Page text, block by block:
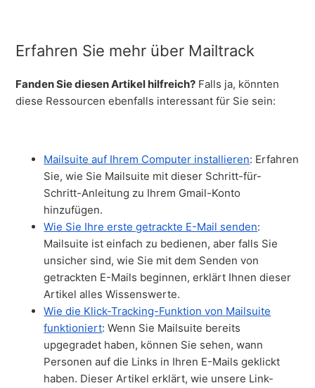
Erfahren Sie mehr über Mailtrack
Fanden Sie diesen Artikel hilfreich? Falls ja, könnten
diese Ressourcen ebenfalls interessant für Sie sein:
Mailsuite auf Ihrem Computer installieren: Erfahren
Sie, wie Sie Mailsuite mit dieser Schritt-für-
Schritt-Anleitung zu Ihrem Gmail-Konto
hinzufügen.
Wie Sie Ihre erste getrackte E-Mail senden:
Mailsuite ist einfach zu bedienen, aber falls Sie
unsicher sind, wie Sie mit dem Senden von
getrackten E-Mails beginnen, erklärt Ihnen dieser
Artikel alles Wissenswerte.
Wie die Klick-Tracking-Funktion von Mailsuite
funktioniert: Wenn Sie Mailsuite bereits
upgegradet haben, können Sie sehen, wann
Personen auf die Links in Ihren E-Mails geklickt
haben. Dieser Artikel erklärt, wie unsere Link-